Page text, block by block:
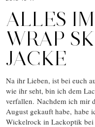
ALLES
WRAP
JACKE
Na ihr Lieben, ist bei euch
wie ihr seht, bin ich dem
verfallen. Nachdem ich mir
August gekauft habe, habe
Wickelrock in Lackoptik